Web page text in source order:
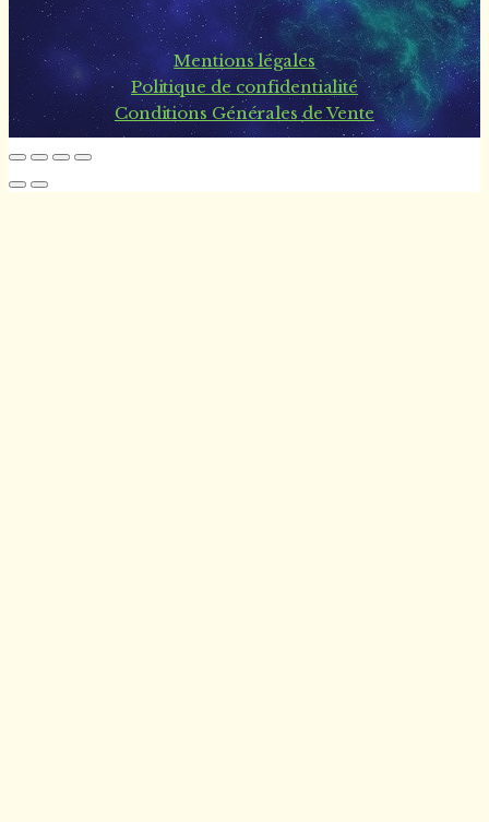
Mentions légales
Politique de confidentialité
Conditions Générales de Vente